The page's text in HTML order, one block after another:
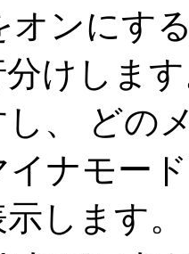
オンにす
けしま
、 どの
ナモー
します